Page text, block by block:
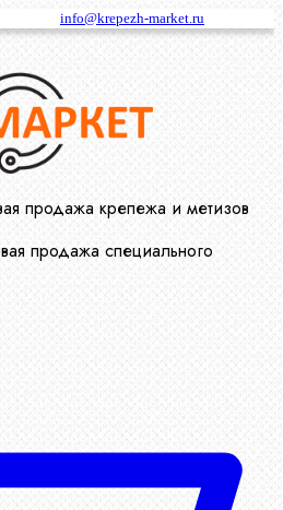
info@krepezh-market.ru
продажа крепежа и метизов
продажа специального